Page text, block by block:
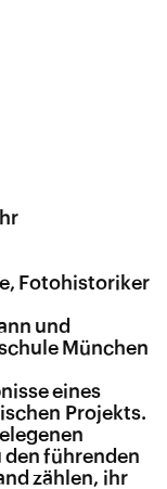
Fotohistoriker
und
München
eines
Projekts.
den führenden
zählen, ihr